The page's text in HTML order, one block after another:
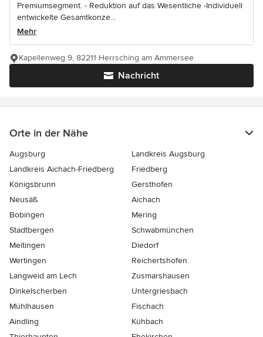
Premiumsegment. - Reduktion auf das Wesentliche -Individuell
entwickelte Gesamtkonze...
Mehr
Nachricht
Kapellenweg 9, 82211 Herrsching am Ammersee
Orte in der Nähe
Augsburg
Landkreis Augsburg
Landkreis Aichach-Friedberg
Friedberg
Königsbrunn
Gersthofen
Neusäß
Aichach
Bobingen
Mering
Stadtbergen
Schwabmünchen
Meitingen
Diedorf
Wertingen
Reichertshofen
Langweid am Lech
Zusmarshausen
Dinkelscherben
Untergriesbach
Mühlhausen
Fischach
Aindling
Kühbach